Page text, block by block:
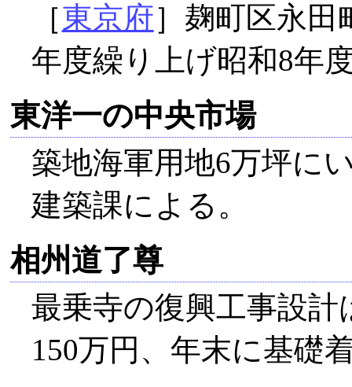
［東京府］麹町区永田
年度繰り上げ昭和8年
東洋一の中央市場
築地海軍用地6万坪に
建築課による。
相州道了尊
最乗寺の復興工事設
150万円、年末に基礎